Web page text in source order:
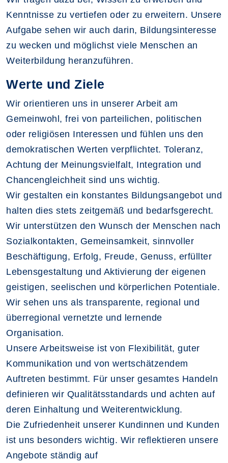
Kenntnisse zu vertiefen oder zu erweitern. Unsere
Aufgabe sehen wir auch darin, Bildungsinteresse
zu wecken und möglichst viele Menschen an
Weiterbildung heranzuführen.
Werte und Ziele
Wir orientieren uns in unserer Arbeit am
Gemeinwohl, frei von parteilichen, politischen
oder religiösen Interessen und fühlen uns den
demokratischen Werten verpflichtet. Toleranz,
Achtung der Meinungsvielfalt, Integration und
Chancengleichheit sind uns wichtig.
Wir gestalten ein konstantes Bildungsangebot und
halten dies stets zeitgemäß und bedarfsgerecht.
Wir unterstützen den Wunsch der Menschen nach
Sozialkontakten, Gemeinsamkeit, sinnvoller
Beschäftigung, Erfolg, Freude, Genuss, erfüllter
Lebensgestaltung und Aktivierung der eigenen
geistigen, seelischen und körperlichen Potentiale.
Wir sehen uns als transparente, regional und
überregional vernetzte und lernende
Organisation.
Unsere Arbeitsweise ist von Flexibilität, guter
Kommunikation und von wertschätzendem
Auftreten bestimmt. Für unser gesamtes Handeln
definieren wir Qualitätsstandards und achten auf
deren Einhaltung und Weiterentwicklung.
Die Zufriedenheit unserer Kundinnen und Kunden
ist uns besonders wichtig. Wir reflektieren unsere
Angebote ständig auf